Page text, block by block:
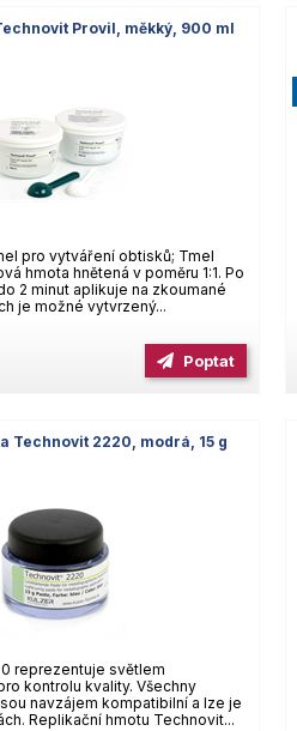
Provil, měkký, 900 ml
pro vytváření obtisků; Tmel
hmota hnětená v poměru 1:1. Po
2 minut aplikuje na zkoumané
je možné vytvrzený...
Poptat
Technovit 2220, modrá, 15 g
reprezentuje světlem
kontrolu kvality. Všechny
navzájem kompatibilní a lze je
Replikační hmotu Technovit...